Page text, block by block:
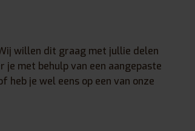
willen dit graag met jullie delen
met behulp van een aangepaste
je wel eens op een van onze